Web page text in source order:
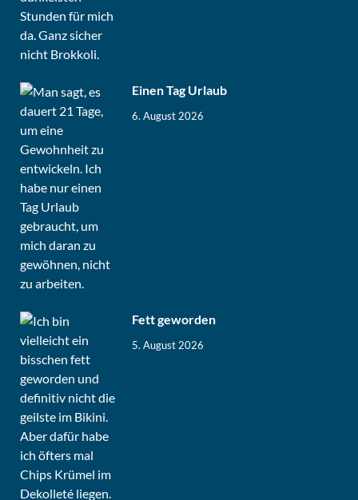
Einen Tag Urlaub
6. August 2026
Fett geworden
5. August 2026